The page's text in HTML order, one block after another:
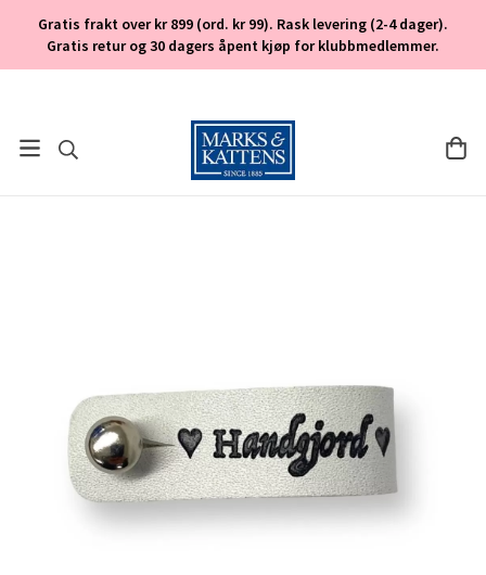
Gratis frakt over kr 899 (ord. kr 99). Rask levering (2-4 dager).
Gratis retur og 30 dagers åpent kjøp for klubbmedlemmer.